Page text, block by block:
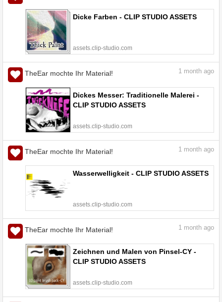
Dicke Farben - CLIP STUDIO ASSETS
assets.clip-studio.com
TheEar mochte Ihr Material! 1 month ago
Dickes Messer: Traditionelle Malerei -
CLIP STUDIO ASSETS
assets.clip-studio.com
TheEar mochte Ihr Material! 1 month ago
Wasserwelligkeit - CLIP STUDIO ASSETS
assets.clip-studio.com
TheEar mochte Ihr Material! 1 month ago
Zeichnen und Malen von Pinsel-CY -
CLIP STUDIO ASSETS
assets.clip-studio.com